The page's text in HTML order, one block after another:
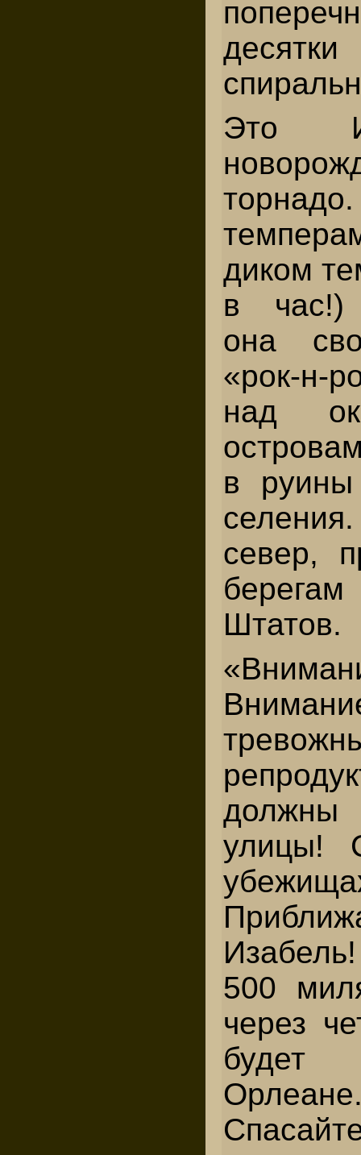
Это
диком
в час!)
она
«рок-н-
над
в
север,
Штатов.
улицы!
500
через